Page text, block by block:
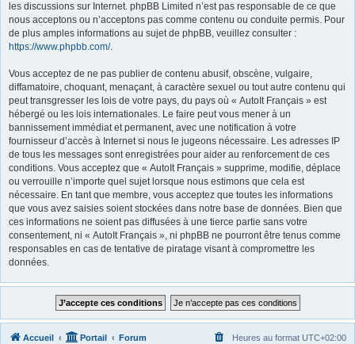
les discussions sur Internet. phpBB Limited n’est pas responsable de ce que
nous acceptons ou n’acceptons pas comme contenu ou conduite permis. Pour
de plus amples informations au sujet de phpBB, veuillez consulter :
https://www.phpbb.com/.
Vous acceptez de ne pas publier de contenu abusif, obscène, vulgaire,
diffamatoire, choquant, menaçant, à caractère sexuel ou tout autre contenu qui
peut transgresser les lois de votre pays, du pays où « AutoIt Français » est
hébergé ou les lois internationales. Le faire peut vous mener à un
bannissement immédiat et permanent, avec une notification à votre
fournisseur d’accès à Internet si nous le jugeons nécessaire. Les adresses IP
de tous les messages sont enregistrées pour aider au renforcement de ces
conditions. Vous acceptez que « AutoIt Français » supprime, modifie, déplace
ou verrouille n’importe quel sujet lorsque nous estimons que cela est
nécessaire. En tant que membre, vous acceptez que toutes les informations
que vous avez saisies soient stockées dans notre base de données. Bien que
ces informations ne soient pas diffusées à une tierce partie sans votre
consentement, ni « AutoIt Français », ni phpBB ne pourront être tenus comme
responsables en cas de tentative de piratage visant à compromettre les
données.
Accueil Portail Forum Heures au format UTC+02:00